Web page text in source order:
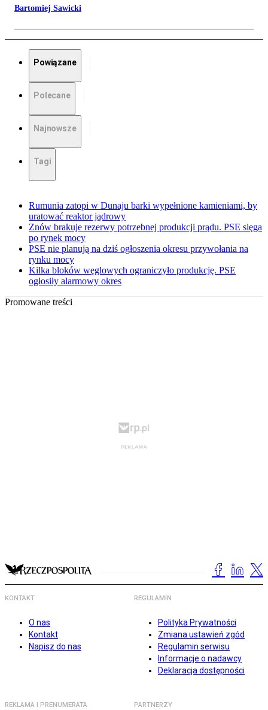
Bartomiej Sawicki
Powiązane
Polecane
Najnowsze
Tagi
Rumunia zatopi w Dunaju barki wypełnione kamieniami, by
uratować reaktor jądrowy
Znów brakuje rezerwy potrzebnej produkcji prądu. PSE sięga
po rynek mocy
PSE nie planują na dziś ogłoszenia okresu przywołania na
rynku mocy
Kilka bloków węglowych ograniczyło produkcję. PSE
ogłosiły alarmowy okres
Promowane treści
KONTAKT
O nas
Kontakt
Napisz do nas
REGULAMIN
Polityka Prywatności
Zmiana ustawień zgód
Regulamin serwisu
Informacje o nadawcy
Deklaracja dostępności
REKLAMA I PRENUMERATA PARTNERZY